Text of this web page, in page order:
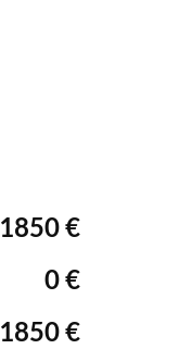
1850 €
0 €
1850 €